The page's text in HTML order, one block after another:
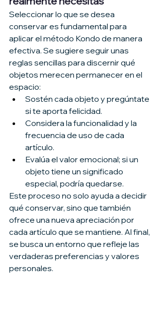
Seleccionar lo que se desea
conservar es fundamental para
aplicar el método Kondo de manera
efectiva. Se sugiere seguir unas
reglas sencillas para discernir qué
objetos merecen permanecer en el
espacio:
Sostén cada objeto y pregúntate
si te aporta felicidad.
Considera la funcionalidad y la
frecuencia de uso de cada
artículo.
Evalúa el valor emocional; si un
objeto tiene un significado
especial, podría quedarse.
Este proceso no solo ayuda a decidir
qué conservar, sino que también
ofrece una nueva apreciación por
cada artículo que se mantiene. Al final,
se busca un entorno que refleje las
verdaderas preferencias y valores
personales.